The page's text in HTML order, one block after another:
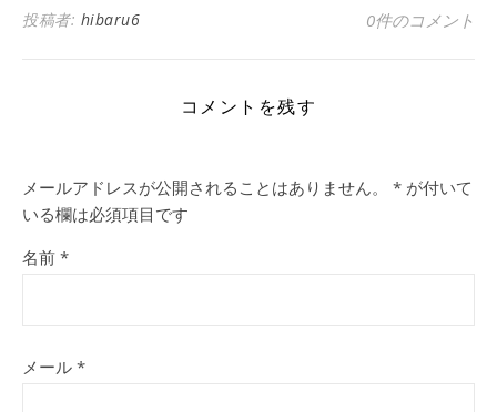
投稿者: hibaru6 0件のコメント
コメントを残す
メールアドレスが公開されることはありません。 * が付いて
いる欄は必須項目です
名前 *
メール *